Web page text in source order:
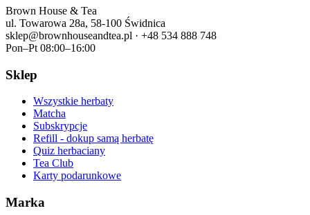
Brown House & Tea
ul. Towarowa 28a, 58-100 Świdnica
sklep@brownhouseandtea.pl · +48 534 888 748
Pon–Pt 08:00–16:00
Sklep
Wszystkie herbaty
Matcha
Subskrypcje
Refill - dokup samą herbatę
Quiz herbaciany
Tea Club
Karty podarunkowe
Marka